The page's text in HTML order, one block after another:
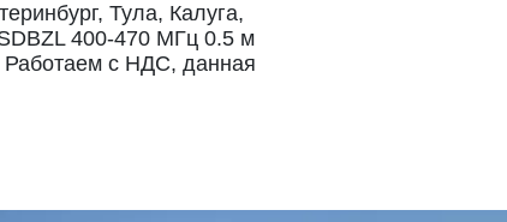
Тула, Калуга,
400-470 МГц 0.5 м
Работаем с НДС, данная